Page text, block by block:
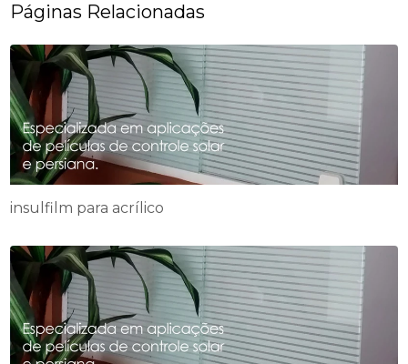
Páginas Relacionadas
insulfilm para acrílico